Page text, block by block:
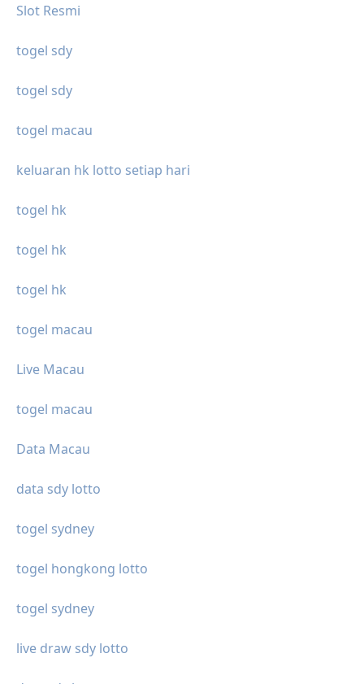
Slot Resmi
togel sdy
togel sdy
togel macau
keluaran hk lotto setiap hari
togel hk
togel hk
togel hk
togel macau
Live Macau
togel macau
Data Macau
data sdy lotto
togel sydney
togel hongkong lotto
togel sydney
live draw sdy lotto